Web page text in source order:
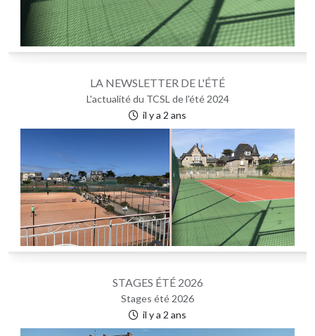
LA NEWSLETTER DE L'ÉTÉ
L'actualité du TCSL de l'été 2024
il y a 2 ans
STAGES ÉTÉ 2026
Stages été 2026
il y a 2 ans